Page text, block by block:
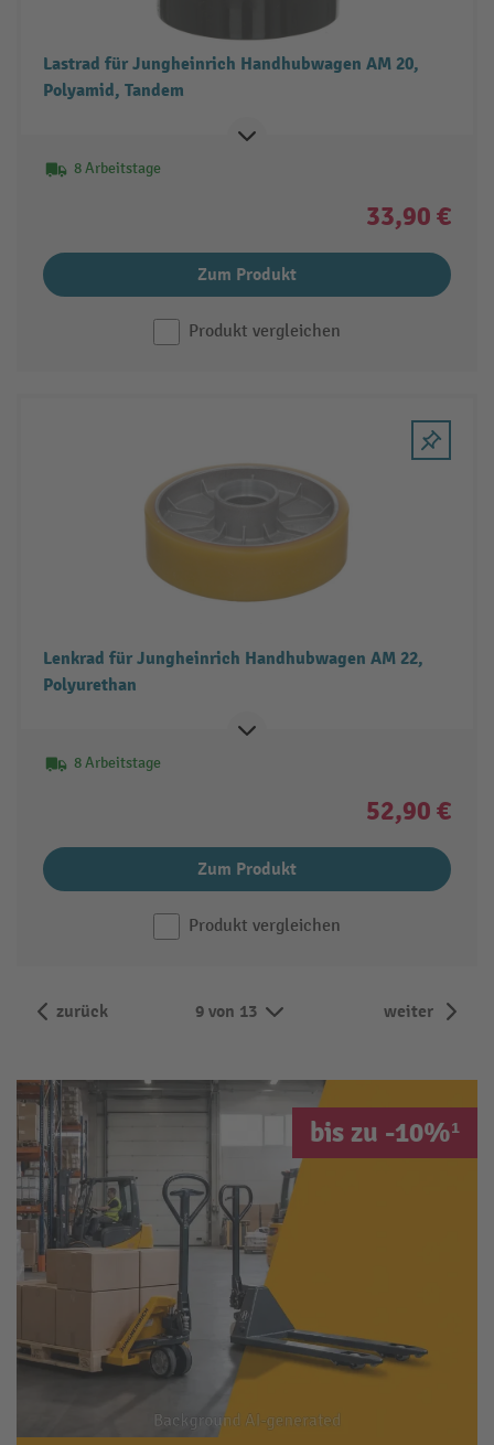
Lastrad für Jungheinrich Handhubwagen AM 20,
Polyamid, Tandem
8 Arbeitstage
33,90 €
Zum Produkt
Produkt vergleichen
Lenkrad für Jungheinrich Handhubwagen AM 22,
Polyurethan
8 Arbeitstage
52,90 €
Zum Produkt
Produkt vergleichen
zurück 9 von 13 weiter
bis zu -10%¹